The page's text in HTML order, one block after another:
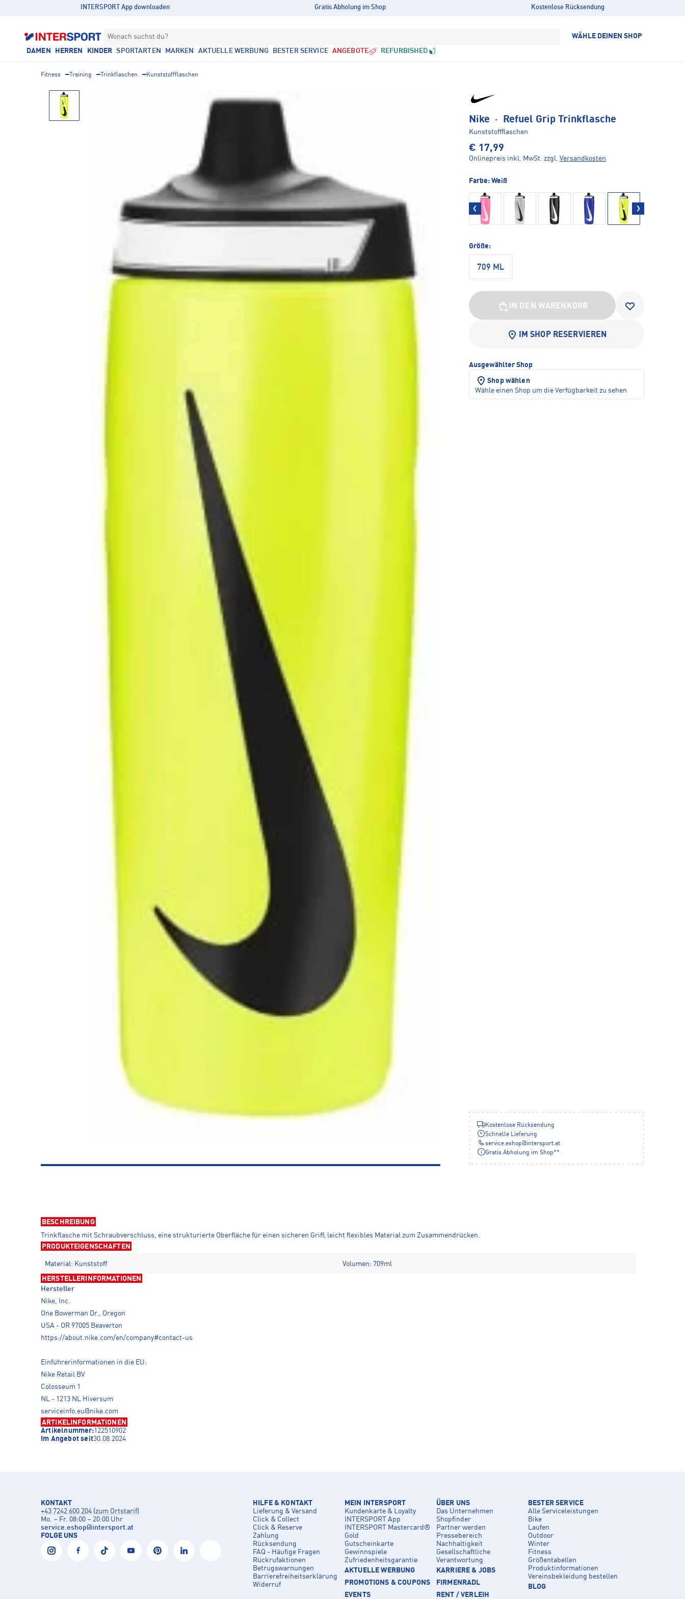
INTERSPORT App downloaden Gratis Abholung im Shop Kostenlose Rücksendung
Wonach suchst du? WÄHLE DEINEN SHOP
DAMEN HERREN KINDER SPORTARTEN MARKEN AKTUELLE WERBUNG BESTER SERVICE ANGEBOTE REFURBISHED
Fitness Training Trinkflaschen Kunststoffflaschen
Nike · Refuel Grip Trinkflasche
Kunststoffflaschen
€ 17,99
Onlinepreis inkl. MwSt. zzgl. Versandkosten
Farbe: Weiß
Größe:
709 ML
IN DEN WARENKORB
IM SHOP RESERVIEREN
Ausgewählter Shop
Shop wählen
Wähle einen Shop um die Verfügbarkeit zu sehen
Kostenlose Rücksendung
Schnelle Lieferung
service.eshop@intersport.at
Gratis Abholung im Shop**
BESCHREIBUNG
Trinkflasche mit Schraubverschluss, eine strukturierte Oberfläche für einen sicheren Griff; leicht flexibles Material zum Zusammendrücken.
PRODUKTEIGENSCHAFTEN
Material: Kunststoff Volumen: 709ml
HERSTELLERINFORMATIONEN
Hersteller
Nike, Inc.
One Bowerman Dr., Oregon
USA - OR 97005 Beaverton
https://about.nike.com/en/company#contact-us
Einführerinformationen in die EU:
Nike Retail BV
Colosseum 1
NL - 1213 NL Hiversum
serviceinfo.eu@nike.com
ARTIKELINFORMATIONEN
Artikelnummer:122510902
Im Angebot seit30.08.2024
KONTAKT
+43 7242 600 204 (zum Ortstarif)
Mo. – Fr. 08:00 – 20:00 Uhr
service.eshop@intersport.at
FOLGE UNS
HILFE & KONTAKT
Lieferung & Versand
Click & Collect
Click & Reserve
Zahlung
Rücksendung
FAQ - Häufige Fragen
Rückrufaktionen
Betrugswarnungen
Barrierefreiheitserklärung
Widerruf
MEIN INTERSPORT
Kundenkarte & Loyalty
INTERSPORT App
INTERSPORT Mastercard®
Gold
Gutscheinkarte
Gewinnspiele
Zufriedenheitsgarantie
AKTUELLE WERBUNG
PROMOTIONS & COUPONS
EVENTS
ÜBER UNS
Das Unternehmen
Shopfinder
Partner werden
Pressebereich
Nachhaltigkeit
Gesellschaftliche
Verantwortung
KARRIERE & JOBS
FIRMENRADL
RENT / VERLEIH
BESTER SERVICE
Alle Serviceleistungen
Bike
Laufen
Outdoor
Winter
Fitness
Größentabellen
Produktinformationen
Vereinsbekleidung bestellen
BLOG